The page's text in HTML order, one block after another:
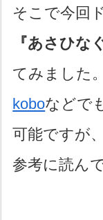
そこで今回
『あさひな
てみました
koboなどで
可能ですが
参考に読ん